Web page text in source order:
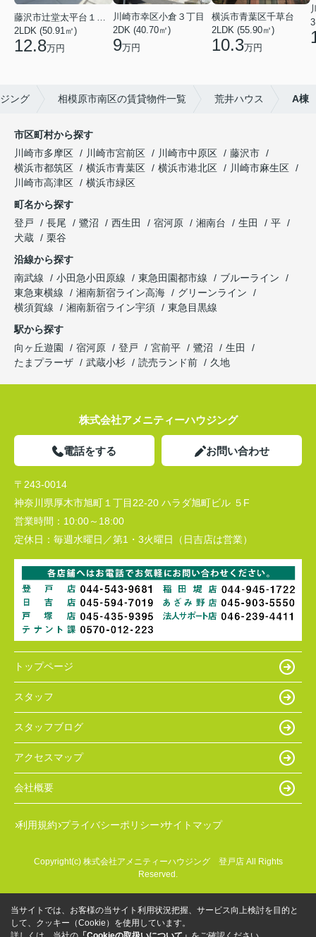
2LDK (50.91㎡)
12.8万円
川崎市幸区小倉３丁目
2DK (40.70㎡)
9万円
横浜市青葉区千草台
2LDK (55.90㎡)
10.3万円
ング 相模原市南区の賃貸物件一覧 荒井ハウス A棟
市区町村から探す
川崎市多摩区
川崎市宮前区 川崎市中原区
藤沢市
横浜市都筑区
横浜市青葉区 横浜市港北区
川崎市麻生区
川崎市高津区
横浜市緑区
町名から探す
登戸
長尾 鷺沼 西生田 宿河原 湘南台 生田
平
犬蔵
栗谷
沿線から探す
南武線
小田急小田原線 東急田園都市線
ブルーライン
東急東横線
湘南新宿ライン高海
グリーンライン
横須賀線
湘南新宿ライン宇須
東急目黒線
駅から探す
向ヶ丘遊園
宿河原 登戸 宮前平 鷺沼
生田
たまプラーザ
武蔵小杉 読売ランド前 久地
株式会社アメニティーハウジング
電話をする お問い合わせ
〒243-0014
神奈川県厚木市旭町１丁目22-20 ハラダ旭町ビル ５F
営業時間： 10:00～18:00
定休日： 毎週水曜日／第1・3火曜日（日吉店は営業）
トップページ
スタッフ
スタッフブログ
アクセスマップ
会社概要
利用規約 プライバシーポリシー サイトマップ
Copyright(c) 株式会社アメニティーハウジング 登戸店 All Rights
Reserved.
当サイトでは、お客様の当サイト利用状況把握、サービス向上検討を目的と
して、クッキー（Cookie）を使用しています。